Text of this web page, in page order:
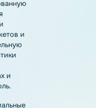
32.5A
энергии.
и
гаджетов и
удельную